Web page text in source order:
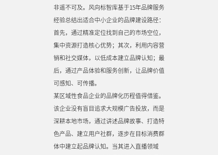
非遥不可及。风向标智库基于15年品牌服务
经验总结出适合中小企业的品牌建设路径：
首先，通过精准定位找到自己的市场空位，
集中资源打造核心优势；其次，利用内容营
销和社交媒体，以低成本建立品牌认知；最
后，通过产品体验和服务创新，让品牌价值
可感知、可传播。
某区域性食品企业的品牌化历程值得借鉴。
该企业没有盲目追求大规模广告投放，而是
深耕本地市场，通过讲述品牌故事、打造特
色产品、建立用户社群，逐步在目标消费群
体中建立起品牌认知。当其进入直播领域